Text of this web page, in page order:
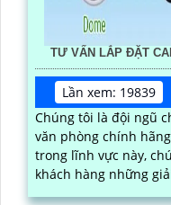
TƯ VẤN LẮP ĐẶT
Lần xem: 19839
Chúng tôi là đội ngũ
văn phòng chính hãng. Với kinh nghiệm lâu
trong lĩnh vực này,
khách hàng những
vệ tài sản và nhân